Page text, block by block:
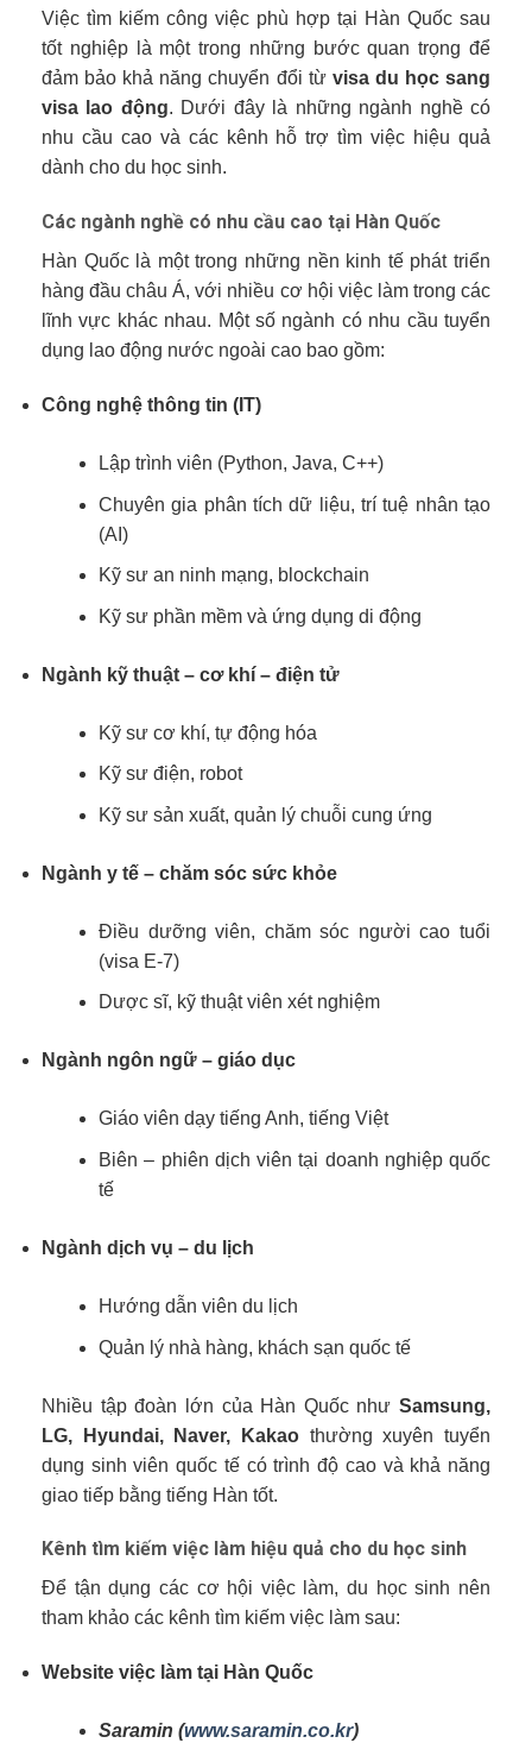
Việc tìm kiếm công việc phù hợp tại Hàn Quốc sau
tốt nghiệp là một trong những bước quan trọng để
đảm bảo khả năng chuyển đổi từ visa du học sang
visa lao động. Dưới đây là những ngành nghề có
nhu cầu cao và các kênh hỗ trợ tìm việc hiệu quả
dành cho du học sinh.
Các ngành nghề có nhu cầu cao tại Hàn Quốc
Hàn Quốc là một trong những nền kinh tế phát triển
hàng đầu châu Á, với nhiều cơ hội việc làm trong các
lĩnh vực khác nhau. Một số ngành có nhu cầu tuyển
dụng lao động nước ngoài cao bao gồm:
Công nghệ thông tin (IT)
Lập trình viên (Python, Java, C++)
Chuyên gia phân tích dữ liệu, trí tuệ nhân tạo
(AI)
Kỹ sư an ninh mạng, blockchain
Kỹ sư phần mềm và ứng dụng di động
Ngành kỹ thuật – cơ khí – điện tử
Kỹ sư cơ khí, tự động hóa
Kỹ sư điện, robot
Kỹ sư sản xuất, quản lý chuỗi cung ứng
Ngành y tế – chăm sóc sức khỏe
Điều dưỡng viên, chăm sóc người cao tuổi
(visa E-7)
Dược sĩ, kỹ thuật viên xét nghiệm
Ngành ngôn ngữ – giáo dục
Giáo viên dạy tiếng Anh, tiếng Việt
Biên – phiên dịch viên tại doanh nghiệp quốc
tế
Ngành dịch vụ – du lịch
Hướng dẫn viên du lịch
Quản lý nhà hàng, khách sạn quốc tế
Nhiều tập đoàn lớn của Hàn Quốc như Samsung,
LG, Hyundai, Naver, Kakao thường xuyên tuyển
dụng sinh viên quốc tế có trình độ cao và khả năng
giao tiếp bằng tiếng Hàn tốt.
Kênh tìm kiếm việc làm hiệu quả cho du học sinh
Để tận dụng các cơ hội việc làm, du học sinh nên
tham khảo các kênh tìm kiếm việc làm sau:
Website việc làm tại Hàn Quốc
Saramin (www.saramin.co.kr)